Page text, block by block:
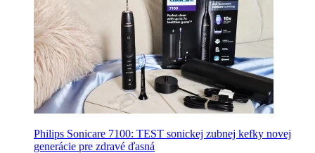
Philips Sonicare 7100: TEST sonickej zubnej kefky novej
generácie pre zdravé ďasná